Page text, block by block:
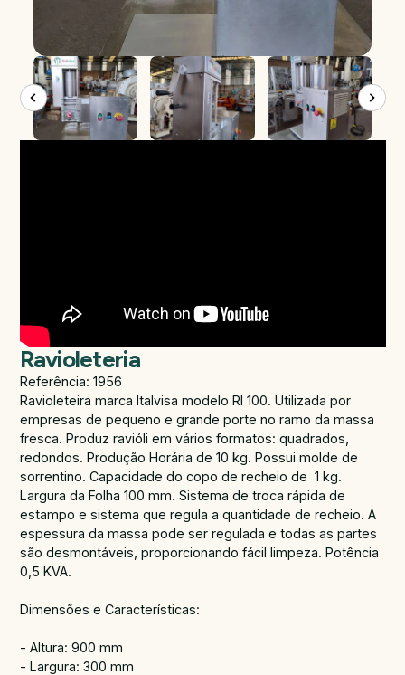
Ravioleteria
Referência: 1956
Ravioleteira marca Italvisa modelo Rl 100. Utilizada por
empresas de pequeno e grande porte no ramo da massa
fresca. Produz ravióli em vários formatos: quadrados,
redondos. Produção Horária de 10 kg. Possui molde de
sorrentino. Capacidade do copo de recheio de 1 kg.
Largura da Folha 100 mm. Sistema de troca rápida de
estampo e sistema que regula a quantidade de recheio. A
espessura da massa pode ser regulada e todas as partes
são desmontáveis, proporcionando fácil limpeza. Potência
0,5 KVA.
Dimensões e Características:
- Altura: 900 mm
- Largura: 300 mm